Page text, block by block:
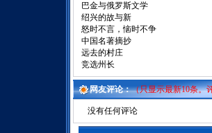
巴金与俄罗斯文学
绍兴的故与新
怒时不言，恼时不争
中国名著摘抄
远去的村庄
竞选州长
网友评论：（只显示最新10条。
没有任何评论